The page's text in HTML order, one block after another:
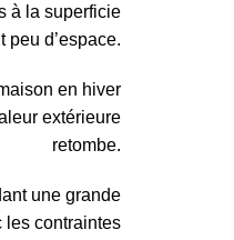
à la superficie
peu d’espace.
en hiver
extérieure
retombe.
une grande
les contraintes